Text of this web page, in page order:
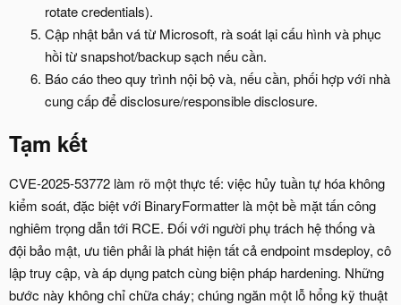
rotate credentials).
Cập nhật bản vá từ Microsoft, rà soát lại cấu hình và phục
hồi từ snapshot/backup sạch nếu cần.
Báo cáo theo quy trình nội bộ và, nếu cần, phối hợp với nhà
cung cấp để disclosure/responsible disclosure.
Tạm kết​
CVE-2025-53772 làm rõ một thực tế: việc hủy tuần tự hóa không
kiểm soát, đặc biệt với BinaryFormatter là một bề mặt tấn công
nghiêm trọng dẫn tới RCE. Đối với người phụ trách hệ thống và
đội bảo mật, ưu tiên phải là phát hiện tất cả endpoint msdeploy, cô
lập truy cập, và áp dụng patch cùng biện pháp hardening. Những
bước này không chỉ chữa cháy; chúng ngăn một lỗ hổng kỹ thuật